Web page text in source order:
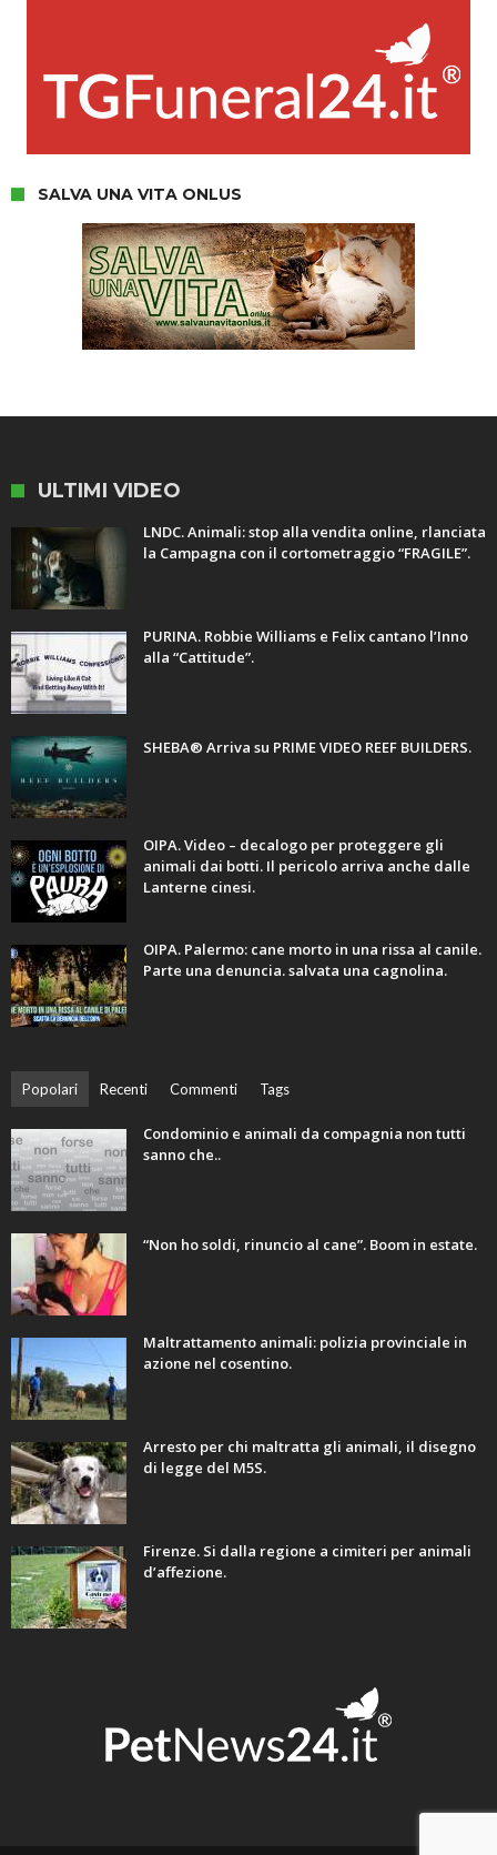
SALVA UNA VITA ONLUS
ULTIMI VIDEO
LNDC. Animali: stop alla vendita online, rlanciata
la Campagna con il cortometraggio “FRAGILE”.
PURINA. Robbie Williams e Felix cantano l’Inno
alla “Cattitude”.
SHEBA® Arriva su PRIME VIDEO REEF BUILDERS.
OIPA. Video – decalogo per proteggere gli
animali dai botti. Il pericolo arriva anche dalle
Lanterne cinesi.
OIPA. Palermo: cane morto in una rissa al canile.
Parte una denuncia. salvata una cagnolina.
Popolari Recenti Commenti Tags
Condominio e animali da compagnia non tutti
sanno che..
“Non ho soldi, rinuncio al cane”. Boom in estate.
Maltrattamento animali: polizia provinciale in
azione nel cosentino.
Arresto per chi maltratta gli animali, il disegno
di legge del M5S.
Firenze. Si dalla regione a cimiteri per animali
d’affezione.